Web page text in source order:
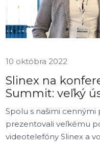
10 októbra 2022
Slinex na
Summit: veľký
Spolu s našimi
prezentovali veľkému
videotelefóny Slinex a